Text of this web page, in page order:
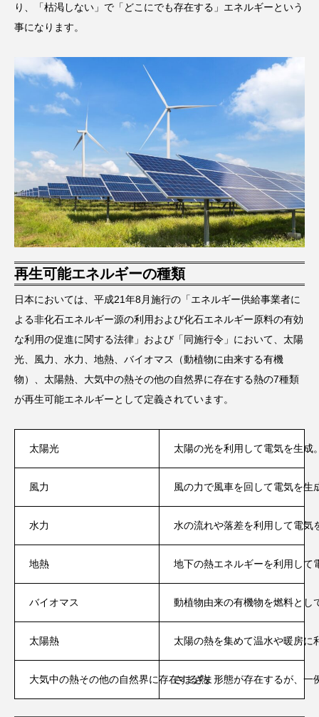
り、「枯渇しない」で「どこにでも存在する」エネルギーという
事になります。
再生可能エネルギーの種類
日本においては、平成21年8月施行の「エネルギー供給事業者に
よる非化石エネルギー源の利用および化石エネルギー原料の有効
な利用の促進に関する法律」および「同施行令」において、太陽
光、風力、水力、地熱、バイオマス（動植物に由来する有機
物）、太陽熱、大気中の熱その他の自然界に存在する熱の7種類
が再生可能エネルギーとして定義されています。
太陽光 太陽の光を利用して電気を生成
風力 風の力で風車を回して電気を生
水力 水の流れや落差を利用して電気
地熱 地下の熱エネルギーを利用して
バイオマス 動植物由来の有機物を燃料とし
太陽熱 太陽の熱を集めて温水や暖房に
大気中の熱その他の自然界に存在する熱さまざま形態が存在するが、一